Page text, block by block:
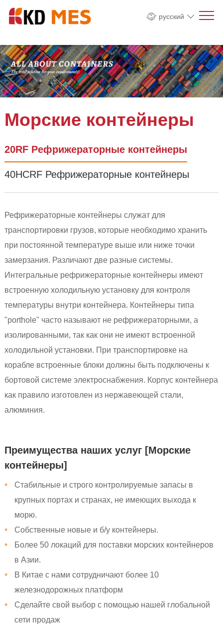
русский
Морские контейнеры
20RF Рефрижераторные контейнеры
40HCRF Рефрижераторные контейнеры
Рефрижераторные контейнеры служат для
транспортировки грузов, которые необходимо хранить
при постоянной температуре выше или ниже точки
замерзания. Различают две разные системы.
Интегральные рефрижераторные контейнеры имеют
встроенную холодильную установку для контроля
температуры внутри контейнера. Контейнеры типа
"porthole" часто называют не рефрижераторными, а
изолированными, так как они не имеют встроенной
холодильной установки. При транспортировке на
корабле встроенные блоки должны быть подключены к
бортовой системе электроснабжения. Корпус контейнера
как правило изготовлен из нержавеющей стали,
алюминия.
Преимущества наших услуг [Морские
контейнеры]
*
Стабильные и строго контролируемые запасы в
крупных портах и странах, не имеющих выхода к
морю.
*
Собственные новые и б/у контейнеры.
*
Более 50 локаций для поставки морских контейнеров
в Азии.
*
В Китае с нами сотрудничают более 10
железнодорожных платформ
*
Сделайте свой выбор с помощью нашей глобальной
сети продаж